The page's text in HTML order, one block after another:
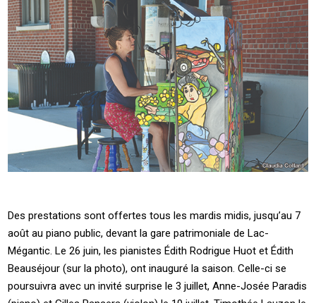
Des prestations sont offertes tous les mardis midis, jusqu’au 7
août au piano public, devant la gare patrimoniale de Lac-
Mégantic. Le 26 juin, les pianistes Édith Rodrigue Huot et Édith
Beauséjour (sur la photo), ont inauguré la saison. Celle-ci se
poursuivra avec un invité surprise le 3 juillet, Anne-Josée Paradis